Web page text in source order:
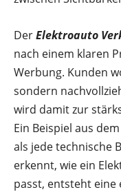
DerElektroauto
nach einem klaren
Werbung. Kunden
sondern
wird damit zur
Ein Beispiel aus
als jede technische
erkennt, wie ein
passt, entsteht